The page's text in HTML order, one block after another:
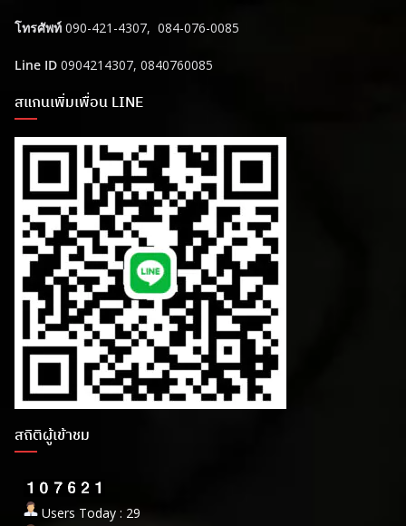
โทรศัพท์ 090-421-4307, 084-076-0085
Line ID 0904214307, 0840760085
สแกนเพิ่มเพื่อน LINE
สถิติผู้เข้าชม
Users Today : 29